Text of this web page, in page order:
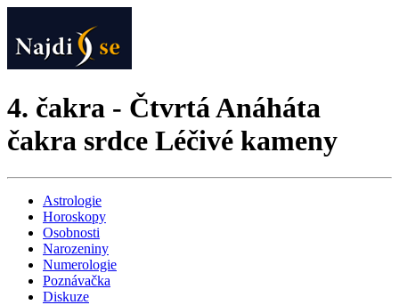
4. čakra - Čtvrtá Anáháta
čakra srdce Léčivé kameny
Astrologie
Horoskopy
Osobnosti
Narozeniny
Numerologie
Poznávačka
Diskuze